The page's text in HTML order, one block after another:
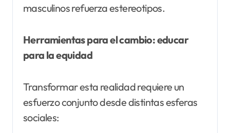
masculinos refuerza estereotipos.
Herramientas para el cambio: educar
para la equidad
Transformar esta realidad requiere un
esfuerzo conjunto desde distintas esferas
sociales: